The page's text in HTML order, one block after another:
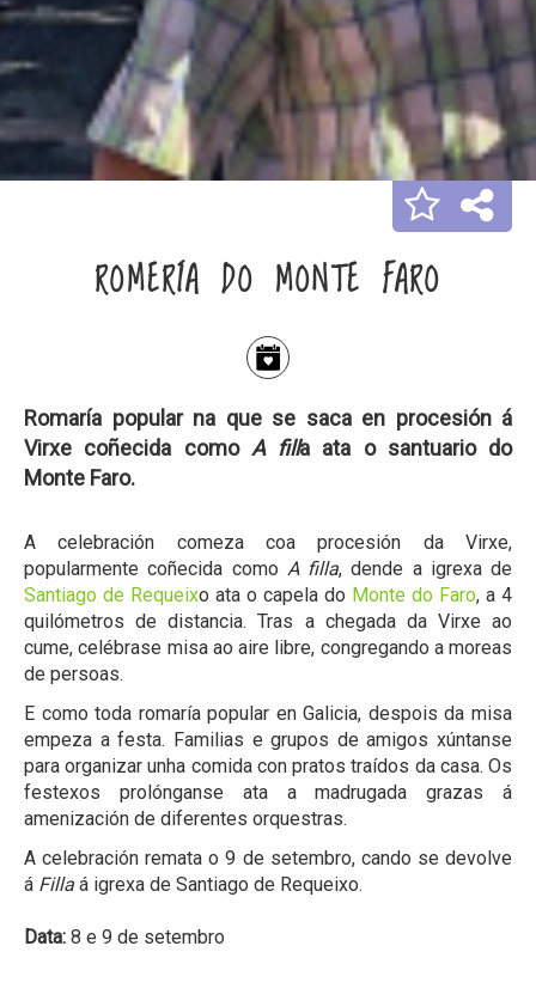
ROMERÍA DO MONTE FARO
Romaría popular na que se saca en procesión á
Virxe coñecida comoA filla ata o santuario do
Monte Faro.
A celebración comeza coa procesión da Virxe,
popularmente coñecida como A filla, dende a igrexa de
Santiago de Requeixo ata o capela do Monte do Faro, a 4
quilómetros de distancia. Tras a chegada da Virxe ao
cume, celébrase misa ao aire libre, congregando a moreas
de persoas.
E como toda romaría popular en Galicia, despois da misa
empeza a festa. Familias e grupos de amigos xúntanse
para organizar unha comida con pratos traídos da casa. Os
festexos prolónganse ata a madrugada grazas á
amenización de diferentes orquestras.
A celebración remata o 9 de setembro, cando se devolve
á Filla á igrexa de Santiago de Requeixo.
Data: 8 e 9 de setembro